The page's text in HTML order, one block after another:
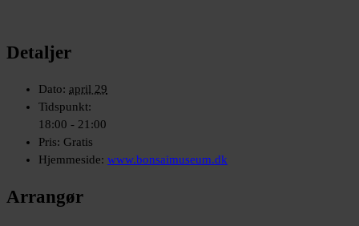
Detaljer
Dato: april 29
Tidspunkt:
18:00 - 21:00
Pris: Gratis
Hjemmeside: www.bonsaimuseum.dk
Arrangør